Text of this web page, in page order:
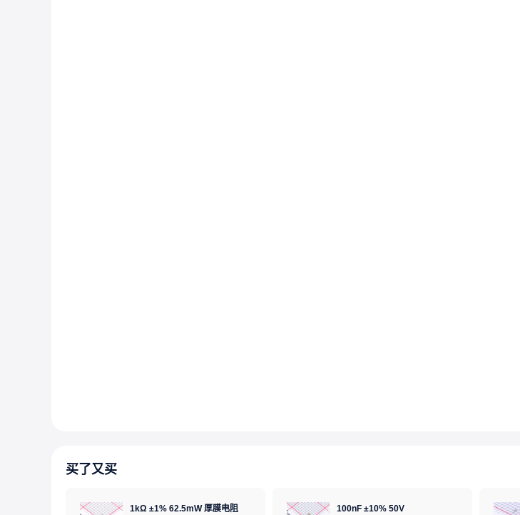
买了又买
1kΩ ±1% 62.5mW 厚膜电阻
100nF ±10% 50V